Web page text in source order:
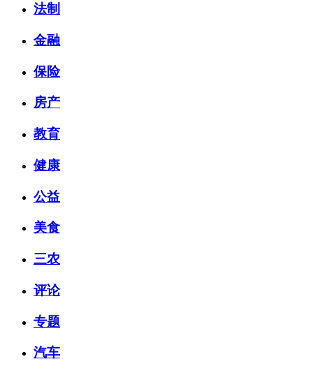
法制
金融
保险
房产
教育
健康
公益
美食
三农
评论
专题
汽车